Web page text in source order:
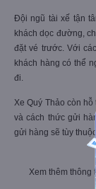
Đội ngũ tài xế tận
khách dọc đường,
đặt vé trước. Với
khách hàng có thể
đi.
Xe Quý Thảo còn
và cách thức gửi
gửi hàng sẽ tùy
Xem thêm thông